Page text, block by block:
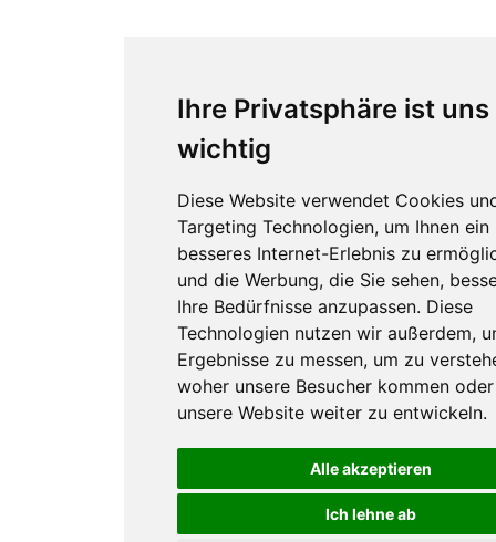
Ihre Privatsphäre ist uns
wichtig
Diese Website verwendet Cookies
Targeting Technologien, um Ihnen ein
besseres Internet-Erlebnis zu
und die Werbung, die Sie sehen,
Ihre Bedürfnisse anzupassen. Diese
Technologien nutzen wir außerdem,
Ergebnisse zu messen, um zu
woher unsere Besucher kommen
unsere Website weiter zu entwickeln.
Alle akzeptieren
Ich lehne ab